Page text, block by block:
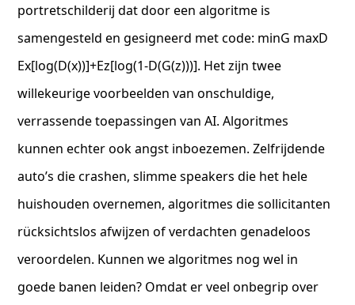
portretschilderij dat door een algoritme is
samengesteld en gesigneerd met code: minG maxD
Ex[log(D(x))]+Ez[log(1-D(G(z)))]. Het zijn twee
willekeurige voorbeelden van onschuldige,
verrassende toepassingen van AI. Algoritmes
kunnen echter ook angst inboezemen. Zelfrijdende
auto’s die crashen, slimme speakers die het hele
huishouden overnemen, algoritmes die sollicitanten
rücksichtslos afwijzen of verdachten genadeloos
veroordelen. Kunnen we algoritmes nog wel in
goede banen leiden? Omdat er veel onbegrip over